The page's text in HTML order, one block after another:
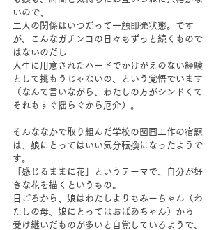
いので、
二人の関係はいつだって一触即発状態。です
が、こんなガチンコの日々もずっと続くもので
はないのだし
人生に用意されたハードでかけがえのない経験
として挑もうじゃないの、という覚悟でいます
（なんて言いながら、わたしの方がシンドくて
それもすぐ揺らぐから厄介）。
そんななかで取り組んだ学校の図画工作の宿題
は、娘にとってはいい気分転換になったようで
す。
「感じるままに花」というテーマで、自分が好
きな花を描くというもの。
日ごろから、娘はわたしよりもみーちゃん（わ
たしの母、娘にとってはおばあちゃん）から
受け継いだものが多いと自覚しているようで、